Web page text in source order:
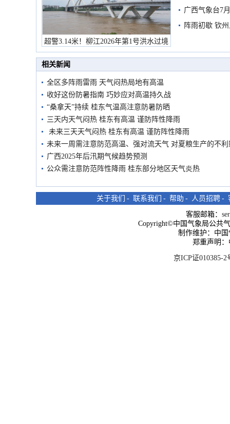
超警3.14米！柳江2026年第1号洪水过境
市民在堤岸见证汛况
预警
广西气象台7
阵雨初歇 钦
相关新闻
全区多阵雨雷雨 天气闷热局地有高温
收好这份防暑指南 巧妙应对高温持久战
“桑拿天”持续 桂东气温高注意防暑防晒
三天内天气闷热 桂东有高温 谨防阵性降雨
未来三天天气闷热 桂东有高温 谨防阵性降雨
未来一周需注意防范高温、强对流天气 对夏粮生产的不利
广西2025年后汛期气候趋势预测
公众需注意防范阵性降雨 桂东部分地区天气炎热
关于我们 - 联系我们 - 帮助 - 人员招聘 -
客服邮箱：
Copyright©中国气象局公共
制作维护：中
郑重声明
京ICP证010385-2